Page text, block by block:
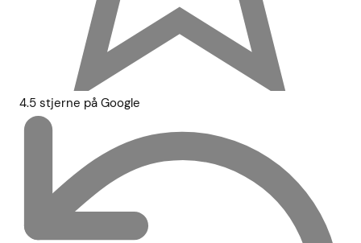
4.5 stjerne på Google